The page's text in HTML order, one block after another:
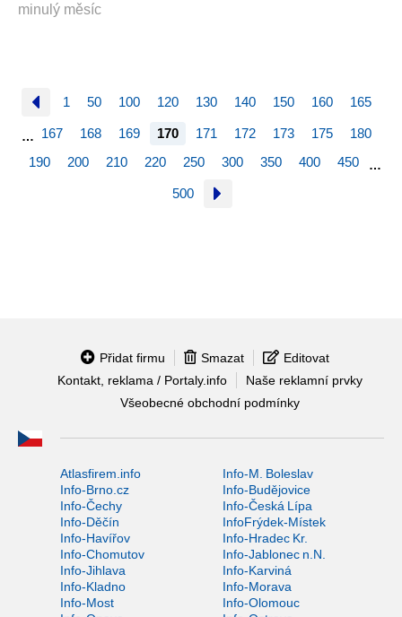
minulý měsíc
1 50 100 120 130 140 150 160 165
… 167 168 169 170 171 172 173 175
180
190
200 210 220 250 300 350 400 450 …
500
Přidat firmu Smazat
Editovat
Kontakt, reklama / Portaly.info
Naše reklamní prvky
Všeobecné obchodní podmínky
Atlasfirem.info
Info-M. Boleslav
Info-Brno.cz
Info-Budějovice
Info-Čechy
Info-Česká Lípa
Info-Děčín
InfoFrýdek-Místek
Info-Havířov
Info-Hradec Kr.
Info-Chomutov
Info-Jablonec n.N.
Info-Jihlava
Info-Karviná
Info-Kladno
Info-Morava
Info-Most
Info-Olomouc